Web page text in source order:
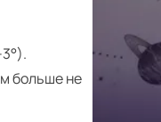
больше не